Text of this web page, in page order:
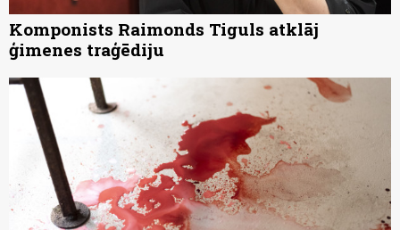
Komponists Raimonds Tiguls atklāj
ģimenes traģēdiju